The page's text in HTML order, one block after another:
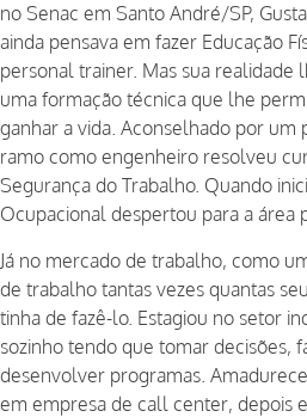
no Senac em Santo André/SP,
ainda pensava em fazer Educação
personal trainer. Mas sua realidade
uma formação técnica que lhe
ganhar a vida. Aconselhado por um
ramo como engenheiro resolveu
Segurança do Trabalho. Quando
Ocupacional despertou para a área
Já no mercado de trabalho, como
de trabalho tantas vezes quantas
tinha de fazê-lo. Estagiou no setor
sozinho tendo que tomar decisões,
desenvolver programas.
em empresa de call center, depois